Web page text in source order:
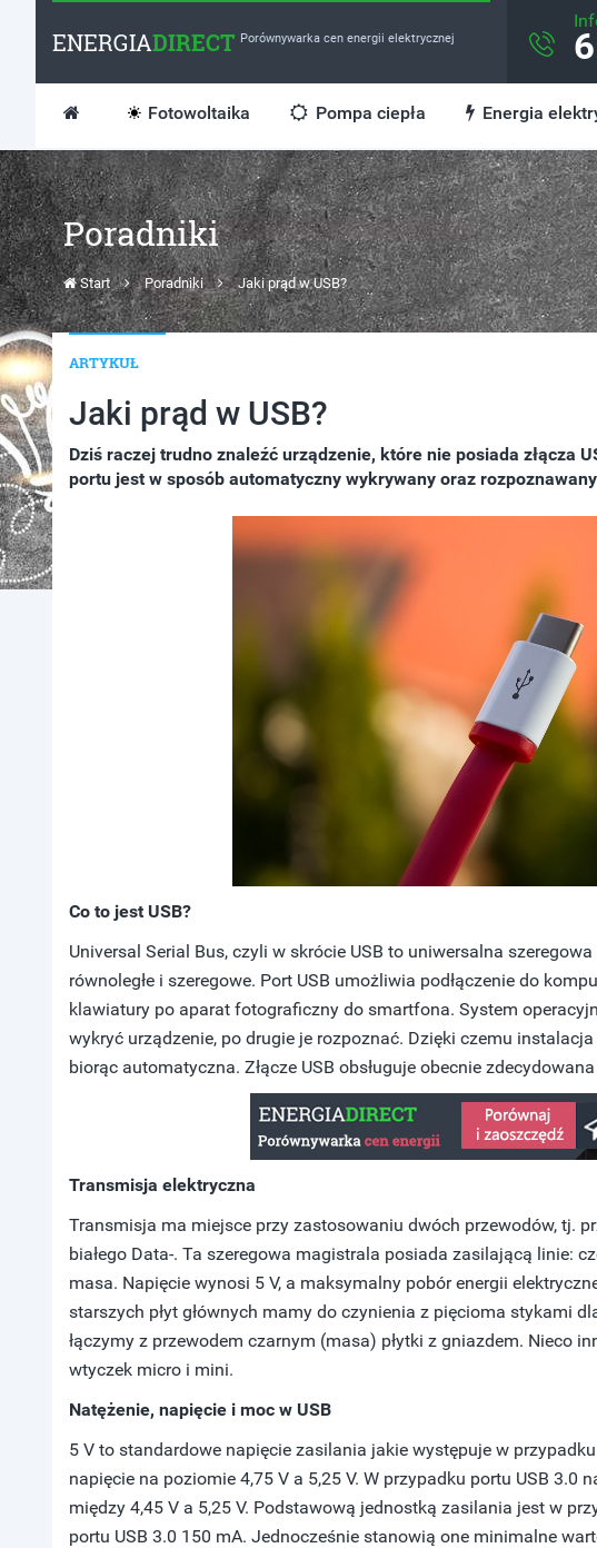
ENERGIADIRECT Porównywarka cen energii elektrycznej
Fotowoltaika Pompa ciepła Energia
Poradniki
Start Poradniki Jaki prąd w USB?
ARTYKUŁ
Jaki prąd w USB?
Dziś raczej trudno znaleźć urządzenie, które nie posiada złącza
portu jest w sposób automatyczny wykrywany oraz
Co to jest USB?
Universal Serial Bus, czyli w skrócie USB to uniwersalna
równoległe i szeregowe. Port USB umożliwia podłączenie do
klawiatury po aparat fotograficzny do smartfona. System
wykryć urządzenie, po drugie je rozpoznać. Dzięki czemu
biorąc automatyczna. Złącze USB obsługuje obecnie
Transmisja elektryczna
Transmisja ma miejsce przy zastosowaniu dwóch przewodów, tj.
białego Data-. Ta szeregowa magistrala posiada zasilającą linie:
masa. Napięcie wynosi 5 V, a maksymalny pobór energii
starszych płyt głównych mamy do czynienia z pięcioma stykami
łączymy z przewodem czarnym (masa) płytki z gniazdem. Nieco
wtyczek micro i mini.
Natężenie, napięcie i moc w USB
5 V to standardowe napięcie zasilania jakie występuje w
napięcie na poziomie 4,75 V a 5,25 V. W przypadku portu USB 3.0
między 4,45 V a 5,25 V. Podstawową jednostką zasilania jest w
portu USB 3.0 150 mA. Jednocześnie stanowią one minimalne